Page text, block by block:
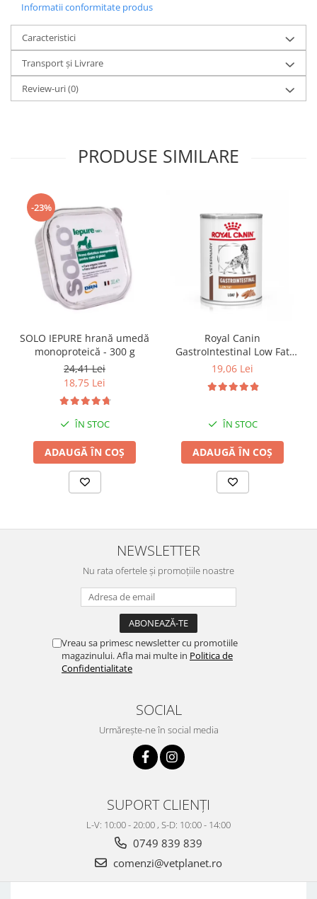
Informatii conformitate produs
Caracteristici
Transport și Livrare
Review-uri(0)
PRODUSE SIMILARE
-23%
SOLO IEPURE hrană umedă
monoproteică - 300 g
24,41 Lei
18,75 Lei
ÎN STOC
ADAUGĂ ÎN COȘ
Royal Canin
GastroIntestinal Low Fat
Dog– 420 g
19,06 Lei
ÎN STOC
ADAUGĂ ÎN COȘ
NEWSLETTER
Nu rata ofertele și promoțiile noastre
Vreau sa primesc newsletter cu promotiile
magazinului. Afla mai multe in Politica de
Confidentialitate
SOCIAL
Urmărește-ne în social media
SUPORT CLIENȚI
L-V: 10:00 - 20:00 , S-D: 10:00 - 14:00
0749 839 839
comenzi@vetplanet.ro